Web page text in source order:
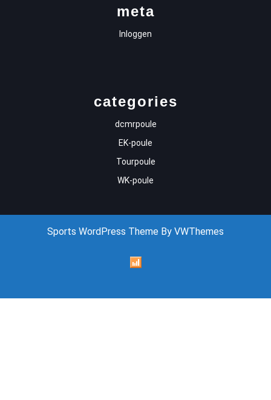
meta
Inloggen
categories
dcmrpoule
EK-poule
Tourpoule
WK-poule
Sports WordPress Theme By VWThemes